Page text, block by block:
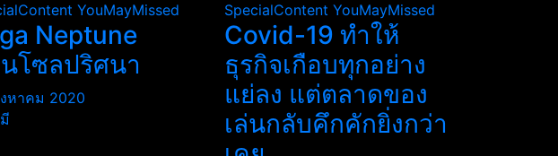
YouMayMissed
Neptune
โซลปริศนา
หาคม 2020
SpecialContent YouMayMissed
Covid-19 ทำให้
ธุรกิจเกือบทุกอย่าง
แย่ลง แต่ตลาดของ
เล่นกลับคึกคักยิ่งกว่า